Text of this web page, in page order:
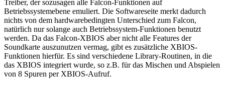
Treiber, der sozusagen alle Falcon-Funktionen auf
Betriebssystemebene emuliert. Die Softwareseite merkt dadurch
nichts von dem hardwarebedingten Unterschied zum Falcon,
natürlich nur solange auch Betriebssystem-Funktionen benutzt
werden. Da das Falcon-XBIOS aber nicht alle Features der
Soundkarte auszunutzen vermag, gibt es zusätzliche XBIOS-
Funktionen hierfür. Es sind verschiedene Library-Routinen, in die
das XBIOS integriert wurde, so z.B. für das Mischen und Abspielen
von 8 Spuren per XBIOS-Aufruf.